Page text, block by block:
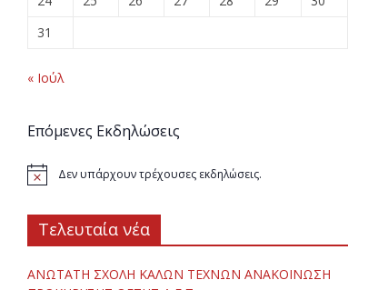
31
« Ιούλ
Επόμενες Εκδηλώσεις
Δεν υπάρχουν τρέχουσες εκδηλώσεις.
Τελευταία νέα
ΑΝΩΤΑΤΗ ΣΧΟΛΗ ΚΑΛΩΝ ΤΕΧΝΩΝ ΑΝΑΚΟΙΝΩΣΗ